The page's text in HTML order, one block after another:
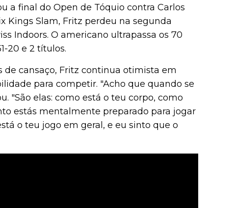
a final do Open de Tóquio contra Carlos
Kings Slam, Fritz perdeu na segunda
Indoors. O americano ultrapassa os 70
20 e 2 títulos.
de cansaço, Fritz continua otimista em
para competir. "Acho que quando se
"São elas: como está o teu corpo, como
estás mentalmente preparado para jogar
o teu jogo em geral, e eu sinto que o